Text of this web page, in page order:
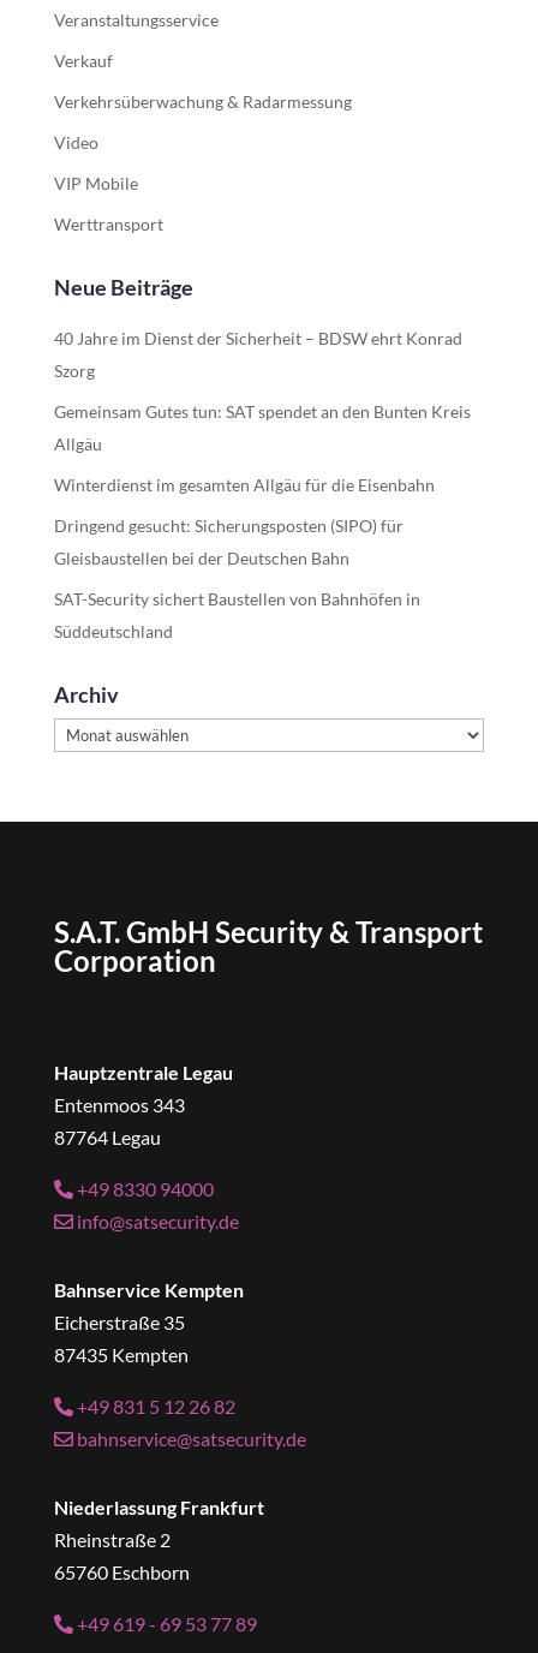
Veranstaltungsservice
Verkauf
Verkehrsüberwachung & Radarmessung
Video
VIP Mobile
Werttransport
Neue Beiträge
40 Jahre im Dienst der Sicherheit – BDSW ehrt Konrad
Szorg
Gemeinsam Gutes tun: SAT spendet an den Bunten Kreis
Allgäu
Winterdienst im gesamten Allgäu für die Eisenbahn
Dringend gesucht: Sicherungsposten (SIPO) für
Gleisbaustellen bei der Deutschen Bahn
SAT-Security sichert Baustellen von Bahnhöfen in
Süddeutschland
Archiv
Archiv
S.A.T. GmbH Security & Transport
Corporation
Hauptzentrale Legau
Entenmoos 343
87764 Legau
+49 8330 94000
info@satsecurity.de
Bahnservice Kempten
Eicherstraße 35
87435 Kempten
+49 831 5 12 26 82
bahnservice@satsecurity.de
Niederlassung Frankfurt
Rheinstraße 2
65760 Eschborn
+49 619 - 69 53 77 89